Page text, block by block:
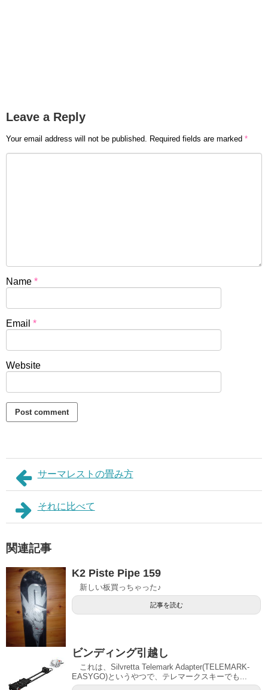
Leave a Reply
Your email address will not be published. Required fields are marked *
Name *
Email *
Website
サーマレストの畳み方
それに比べて
関連記事
K2 Piste Pipe 159
新しい板買っちゃった♪
記事を読む
ビンディング引越し
これは、Silvretta Telemark Adapter(TELEMARK-
EASYGO)というやつで、テレマークスキーでも...